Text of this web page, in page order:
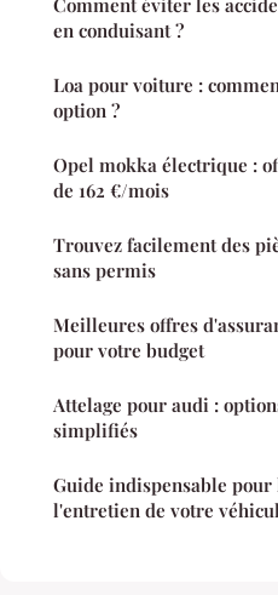
Comment éviter les
en conduisant ?
Loa pour voiture :
option ?
Opel mokka électrique :
de 162 €/mois
Trouvez facilement des
sans permis
Meilleures offres
pour votre budget
Attelage pour audi :
simplifiés
Guide indispensable
l'entretien de votre